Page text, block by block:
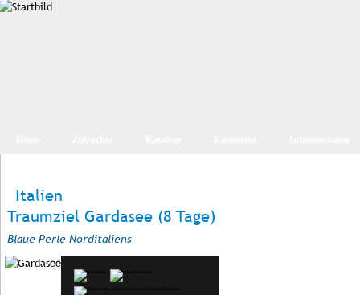
Italien
Traumziel Gardasee (8 Tage)
Blaue Perle Norditaliens